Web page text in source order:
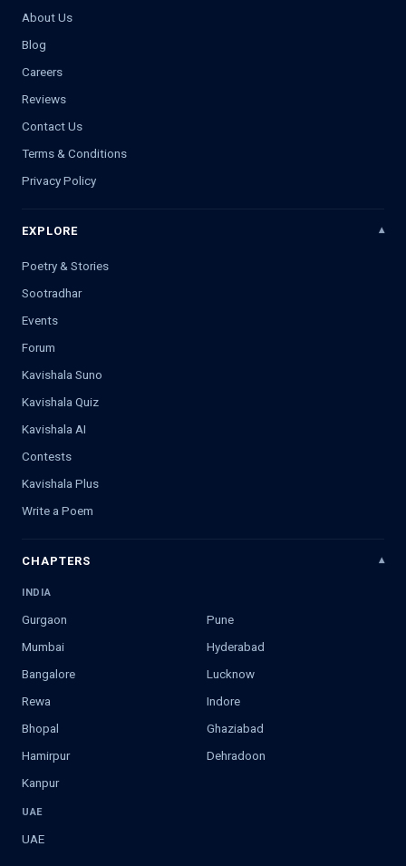
About Us
Blog
Careers
Reviews
Contact Us
Terms & Conditions
Privacy Policy
EXPLORE
Poetry & Stories
Sootradhar
Events
Forum
Kavishala Suno
Kavishala Quiz
Kavishala AI
Contests
Kavishala Plus
Write a Poem
CHAPTERS
INDIA
Gurgaon
Pune
Mumbai
Hyderabad
Bangalore
Lucknow
Rewa
Indore
Bhopal
Ghaziabad
Hamirpur
Dehradoon
Kanpur
UAE
UAE